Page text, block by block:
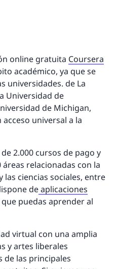
online gratuita Coursera
académico, ya que se
universidades. de La
Universidad de
de Michigan,
universal a la
2.000 cursos de pago y
relacionadas con la
ciencias sociales, entre
deaplicaciones
puedas aprender al
virtual con una amplia
y artes liberales
las principales